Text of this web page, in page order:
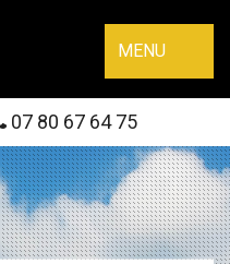
MENU
07 80 67 64 75